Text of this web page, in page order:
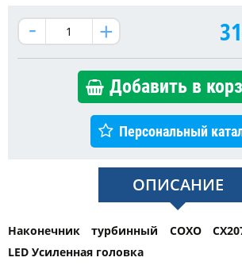
Добавить в
Персональный
ОПИСАНИЕ
Наконечник турбинный COXO
LED Усиленная головка